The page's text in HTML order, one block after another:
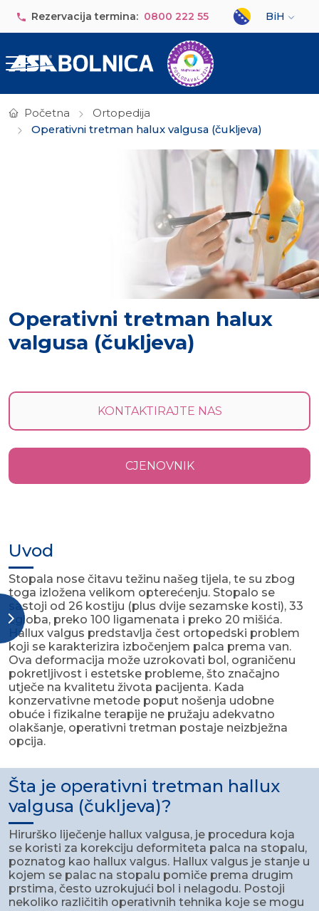
Rezervacija termina: 0800 222 55
Select your
BiH
Početna
Ortopedija
Operativni tretman halux valgusa (čukljeva)
Operativni tretman halux
valgusa (čukljeva)
KONTAKTIRAJTE NAS
CJENOVNIK
Uvod
Stopala nose čitavu težinu našeg tijela, te su zbog
toga izložena velikom opterećenju. Stopalo se
sastoji od 26 kostiju (plus dvije sezamske kosti), 33
zgloba, preko 100 ligamenata i preko 20 mišića.
Hallux valgus predstavlja čest ortopedski problem
koji se karakterizira izbočenjem palca prema van.
Ova deformacija može uzrokovati bol, ograničenu
pokretljivost i estetske probleme, što značajno
utječe na kvalitetu života pacijenta. Kada
konzervativne metode poput nošenja udobne
obuće i fizikalne terapije ne pružaju adekvatno
olakšanje, operativni tretman postaje neizbježna
opcija.
Šta je operativni tretman hallux
valgusa (čukljeva)?
Hirurško liječenje hallux valgusa, je procedura koja
se koristi za korekciju deformiteta palca na stopalu,
poznatog kao hallux valgus. Hallux valgus je stanje u
kojem se palac na stopalu pomiče prema drugim
prstima, često uzrokujući bol i nelagodu. Postoji
nekoliko različitih operativnih tehnika koje se mogu